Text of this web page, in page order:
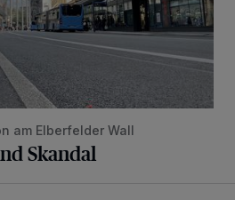
am Elberfelder Wall
Skandal